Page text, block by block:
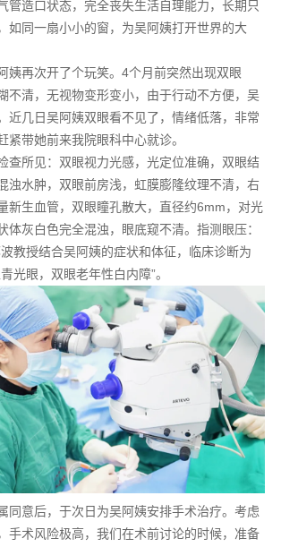
管造口状态，完全丧失生活自理能力，长期只
如同一扇小小的窗，为吴阿姨打开世界的大
姨再次开了个玩笑。4个月前突然出现双眼
不清，无视物变形变小，由于行动不方便，吴
近几日吴阿姨双眼看不见了，情绪低落，非常
紧带她前来我院眼科中心就诊。
查所见：双眼视力光感，光定位准确，双眼结
浊水肿，双眼前房浅，虹膜膨隆纹理不清，右
新生血管，双眼瞳孔散大，直径约6mm，对光
体灰白色完全混浊，眼底窥不清。指测眼压：
教授结合吴阿姨的症状和体征，临床诊断为
光眼，双眼老年性白内障”。
同意后，于次日为吴阿姨安排手术治疗。考虑
手术风险极高，我们在术前讨论的时候，准备